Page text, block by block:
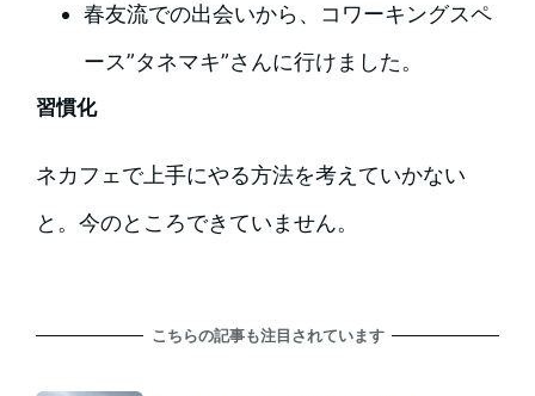
春友流での出会いから、コワーキングスペ
ース”タネマキ”さんに行けました。
習慣化
ネカフェで上手にやる方法を考えていかない
と。今のところできていません。
こちらの記事も注目されています